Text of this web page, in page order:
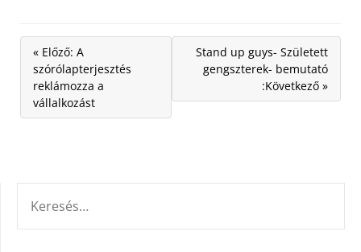
« Előző: A
szórólapterjesztés
reklámozza a
vállalkozást
Stand up guys- Született
gengszterek- bemutató
:Következő »